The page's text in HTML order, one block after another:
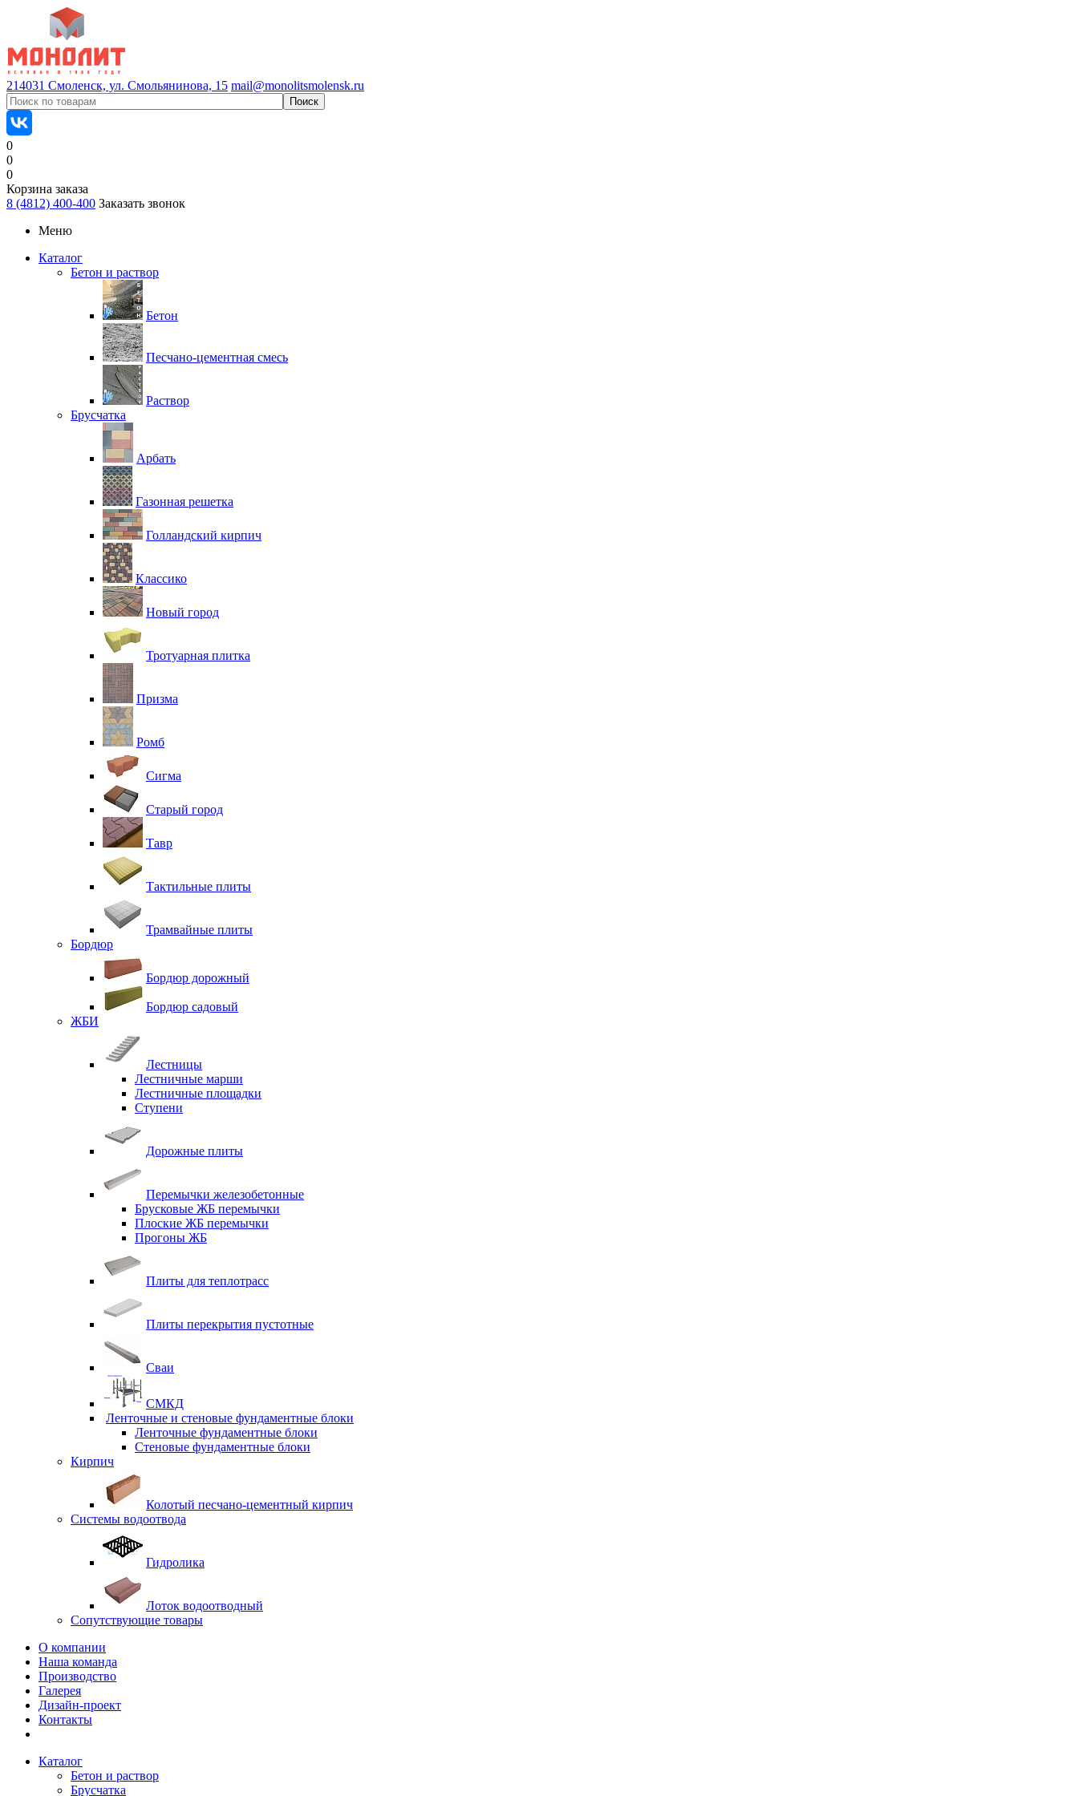
214031 Смоленск, ул. Смольянинова, 15 mail@monolitsmolensk.ru
0
0
0
Корзина заказа
8 (4812) 400-400 Заказать звонок
Меню
Каталог
Бетон и раствор
Бетон
Песчано-цементная смесь
Раствор
Брусчатка
Арбать
Газонная решетка
Голландский кирпич
Классико
Новый город
Тротуарная плитка
Призма
Ромб
Сигма
Старый город
Тавр
Тактильные плиты
Трамвайные плиты
Бордюр
Бордюр дорожный
Бордюр садовый
ЖБИ
Лестницы
Лестничные марши
Лестничные площадки
Ступени
Дорожные плиты
Перемычки железобетонные
Брусковые ЖБ перемычки
Плоские ЖБ перемычки
Прогоны ЖБ
Плиты для теплотрасс
Плиты перекрытия пустотные
Сваи
СМКД
Ленточные и стеновые фундаментные блоки
Ленточные фундаментные блоки
Стеновые фундаментные блоки
Кирпич
Колотый песчано-цементный кирпич
Системы водоотвода
Гидролика
Лоток водоотводный
Сопутствующие товары
О компании
Наша команда
Производство
Галерея
Дизайн-проект
Контакты
Каталог
Бетон и раствор
Брусчатка